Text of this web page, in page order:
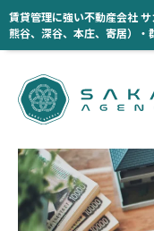
賃貸管理に強い不動産会社
熊谷、深谷、本庄、寄居）・